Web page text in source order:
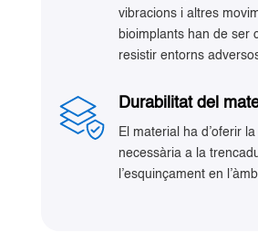
vibracions i altres
bioimplants han de ser
resistir entorns
Durabilitat del
El material ha d’oferir
necessària a la
l’esquinçament en